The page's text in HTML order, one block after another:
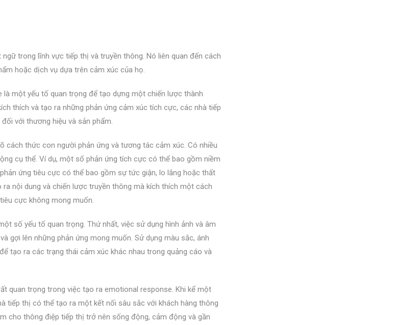
trong lĩnh vực tiếp thị và truyền thông. Nó liên quan đến cách
hoặc dịch vụ dựa trên cảm xúc của họ.
là một yếu tố quan trọng để tạo dựng một chiến lược thành
thích và tạo ra những phản ứng cảm xúc tích cực, các nhà tiếp
với thương hiệu và sản phẩm.
thức con người phản ứng và tương tác cảm xúc. Có nhiều
cụ thể. Ví dụ, một số phản ứng tích cực có thể bao gồm niềm
ứng tiêu cực có thể bao gồm sự tức giận, lo lắng hoặc thất
nội dung và chiến lược truyền thông mà kích thích một cách
cực không mong muốn.
số yếu tố quan trọng. Thứ nhất, việc sử dụng hình ảnh và âm
gợi lên những phản ứng mong muốn. Sử dụng màu sắc, ánh
tạo ra các trạng thái cảm xúc khác nhau trong quảng cáo và
quan trọng trong việc tạo ra emotional response. Khi kể một
tiếp thị có thể tạo ra một kết nối sâu sắc với khách hàng thông
cho thông điệp tiếp thị trở nên sống động, cảm động và gần